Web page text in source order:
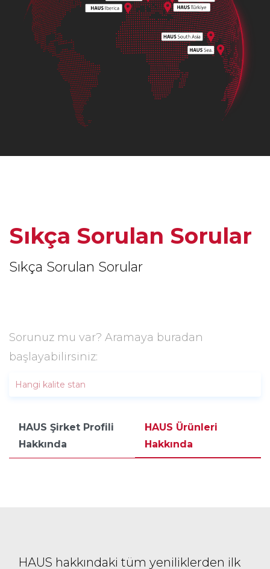
Sıkça Sorulan Sorular
Sıkça Sorulan Sorular
Sorunuz mu var? Aramaya buradan
başlayabilirsiniz:
HAUS Şirket Profili
Hakkında
HAUS Ürünleri
Hakkında
HAUS hakkındaki tüm yeniliklerden ilk